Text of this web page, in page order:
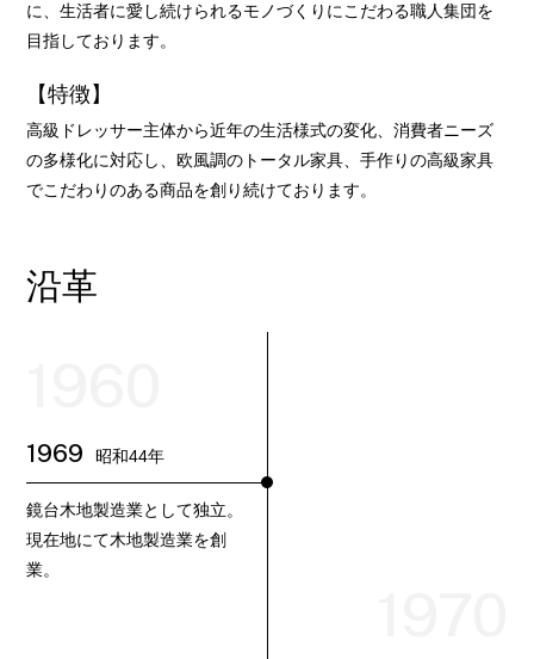
に、生活者に愛し続けられるモノづくりにこだわる職人集団を
目指しております。
【特徴】
高級ドレッサー主体から近年の生活様式の変化、消費者ニーズ
の多様化に対応し、欧風調のトータル家具、手作りの高級家具
でこだわりのある商品を創り続けております。
沿革
1969 昭和44年
鏡台木地製造業として独立。
現在地にて木地製造業を創
業。